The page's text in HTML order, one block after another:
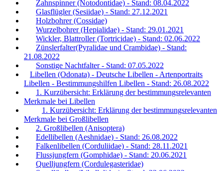
Zahnspinner (Notodontidae) - Stand: 08.04.2022
Glasflügler (Sesiidae) - Stand: 27.12.2021
Holzbohrer (Cossidae)
Wurzelbohrer (Hepialidae) - Stand: 29.01.2021
Wickler, Blattroller (Tortricidae) - Stand: 02.06.2022
Zünslerfalter(Pyralidae und Crambidae) - Stand:
21.08.2022
Sonstige Nachtfalter - Stand: 07.05.2022
Libellen (Odonata) - Deutsche Libellen - Artenportraits
Libellen - Bestimmungshilfen Libellen - Stand: 26.08.2022
1. Kurzübersicht: Erklärung der bestimmungsrelevanten
Merkmale bei Libellen
1. Kurzübersicht: Erklärung der bestimmungsrelevanten
Merkmale bei Großlibellen
2. Großlibellen (Anisoptera)
Edellibellen (Aeshnidae) - Stand: 26.08.2022
Falkenlibellen (Corduliidae) - Stand: 28.11.2021
Flussjungfern (Gomphidae) - Stand: 20.06.2021
Quelljungfern (Cordulegasteridae)